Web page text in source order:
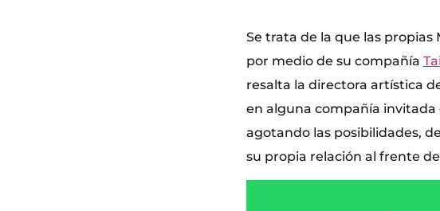
Se trata de la que las
por medio de su compañía
resalta la directora artística
en alguna compañía
agotando las posibilidades,
su propia relación al frente